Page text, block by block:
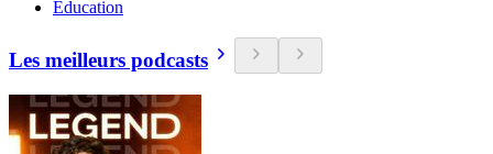
Education
Les meilleurs podcasts